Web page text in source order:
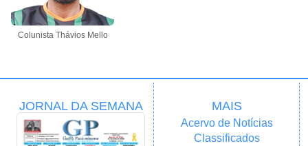
Colunista Thávios Mello
JORNAL DA SEMANA MAIS
Acervo de Notícias
Classificados